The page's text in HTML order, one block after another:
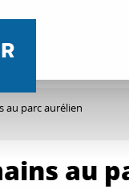
au parc aurélien
au